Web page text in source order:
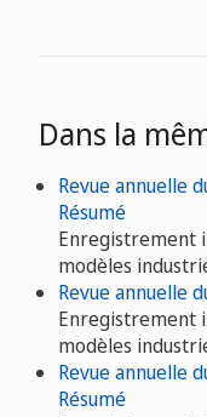
Dans la
Revue annuelle
Résumé
Enregistrement
modèles
Revue annuelle
Enregistrement
modèles
Revue annuelle
Résumé